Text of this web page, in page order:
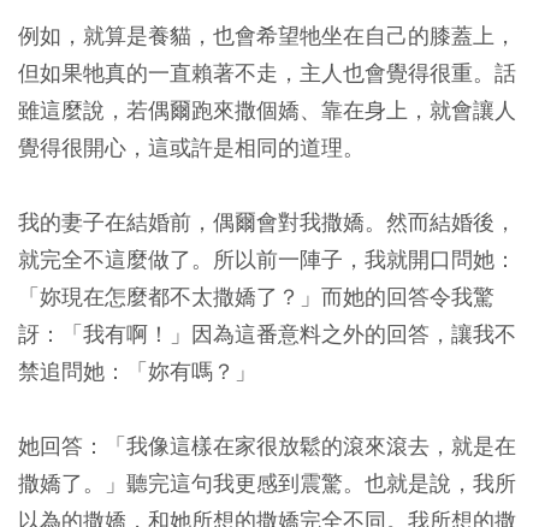
例如，就算是養貓，也會希望牠坐在自己的膝蓋上，
但如果牠真的一直賴著不走，主人也會覺得很重。話
雖這麼說，若偶爾跑來撒個嬌、靠在身上，就會讓人
覺得很開心，這或許是相同的道理。
我的妻子在結婚前，偶爾會對我撒嬌。然而結婚後，
就完全不這麼做了。所以前一陣子，我就開口問她：
「妳現在怎麼都不太撒嬌了？」而她的回答令我驚
訝：「我有啊！」因為這番意料之外的回答，讓我不
禁追問她：「妳有嗎？」
她回答：「我像這樣在家很放鬆的滾來滾去，就是在
撒嬌了。」聽完這句我更感到震驚。也就是說，我所
以為的撒嬌，和她所想的撒嬌完全不同。我所想的撒